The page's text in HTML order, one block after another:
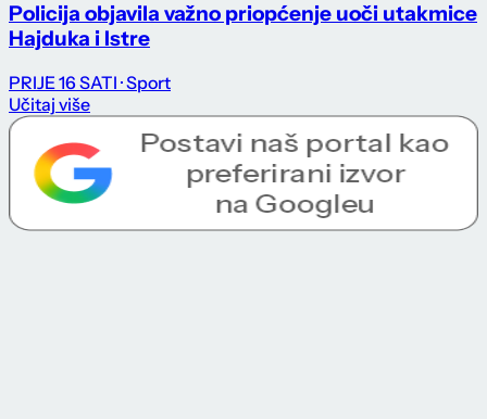
Policija objavila važno priopćenje uoči utakmice
Hajduka i Istre
PRIJE 16 SATI · Sport
Učitaj više